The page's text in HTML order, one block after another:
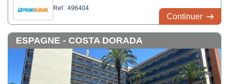
Ref : 496404
Continuer
ESPAGNE - COSTA DORADA